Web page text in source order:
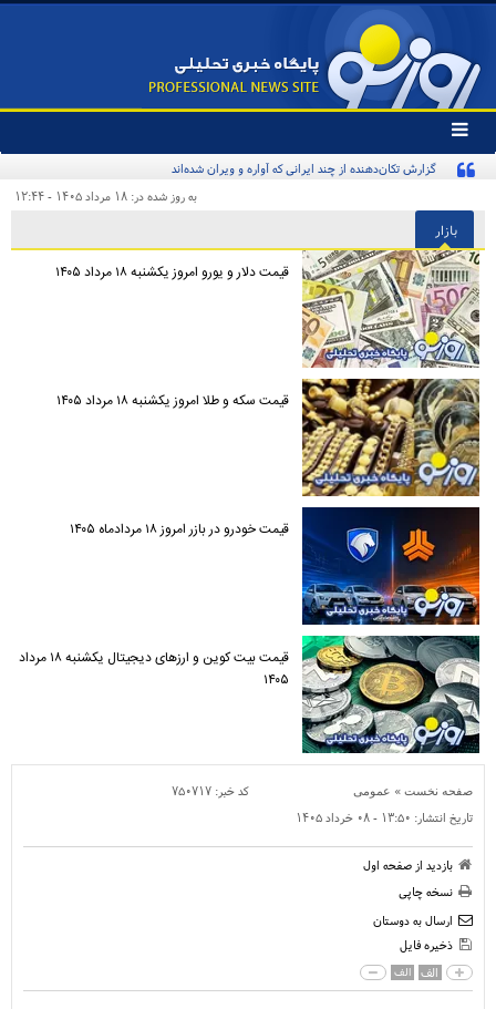
تغییر
وضعیت
منوی
ها
گزارش تکان‌دهنده از چند ایرانی که آواره و ویران شده‌اند
به روز شده در: ۱۸ مرداد ۱۴۰۵ - ۱۲:۴۴
بازار
قیمت دلار و یورو امروز یکشنبه ۱۸ مرداد ۱۴۰۵
قیمت سکه و طلا امروز یکشنبه ۱۸ مرداد ۱۴۰۵
قیمت خودرو در بازر امروز ۱۸ مردادماه ۱۴۰۵
قیمت بیت کوین و ارز‌های دیجیتال یکشنبه ۱۸ مرداد
۱۴۰۵
صفحه نخست » عمومی کد خبر: ۷۵۰۷۱۷
تاریخ انتشار: ۱۳:۵۰ - ۰۸ خرداد ۱۴۰۵
بازدید از صفحه اول
نسخه چاپی
ارسال به دوستان
ذخیره فایل
الف الف